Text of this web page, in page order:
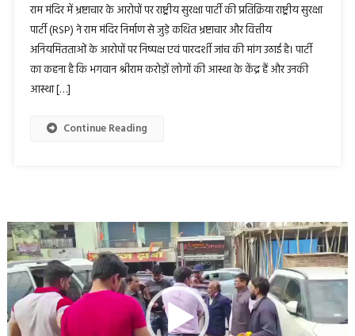
राम मंदिर में भ्रष्टाचार के आरोपों पर राष्ट्रीय सुरक्षा पार्टी की प्रतिक्रिया राष्ट्रीय सुरक्षा
पार्टी (RSP) ने राम मंदिर निर्माण से जुड़े कथित भ्रष्टाचार और वित्तीय
अनियमितताओं के आरोपों पर निष्पक्ष एवं पारदर्शी जांच की मांग उठाई है। पार्टी
का कहना है कि भगवान श्रीराम करोड़ों लोगों की आस्था के केंद्र हैं और उनकी
आस्था […]
Continue Reading
Video
Player